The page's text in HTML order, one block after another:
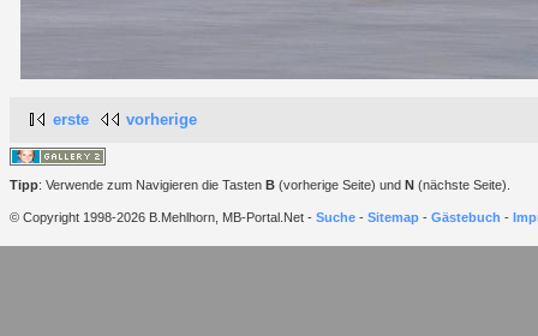
erste vorherige
Tipp: Verwende zum Navigieren die Tasten B (vorherige Seite) und N (nächste Seite).
© Copyright 1998-2026 B.Mehlhorn, MB-Portal.Net - Suche - Sitemap - Gästebuch -